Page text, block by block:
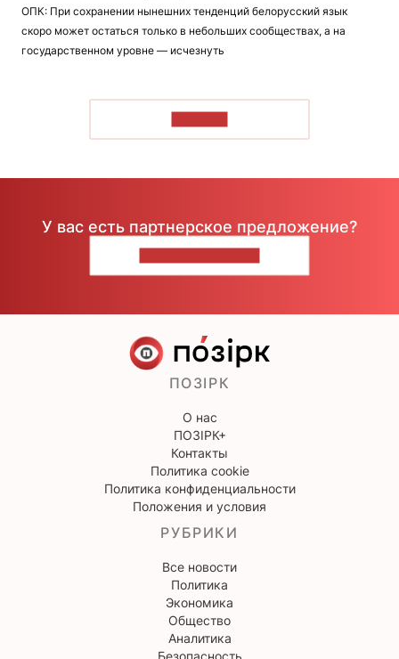
ОПК: При сохранении нынешних тенденций белорусский язык
скоро может остаться только в небольших сообществах, а на
государственном уровне — исчезнуть
У вас есть партнерское предложение?
ПОЗІРК
О нас
ПОЗІРК+
Контакты
Политика cookie
Политика конфиденциальности
Положения и условия
РУБРИКИ
Все новости
Политика
Экономика
Общество
Аналитика
Безопасность